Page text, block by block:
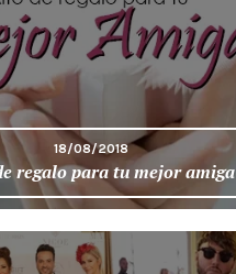
18/08/2018
regalo para tu mejor amiga